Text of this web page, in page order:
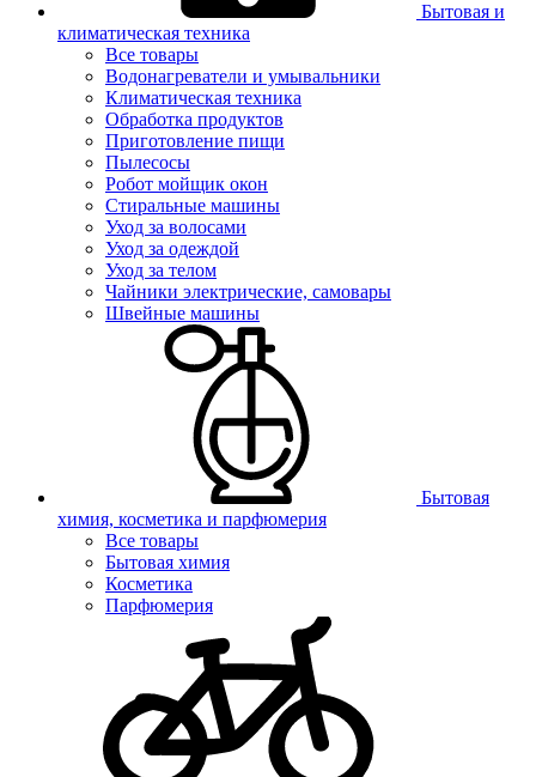
Бытовая и
климатическая техника
Все товары
Водонагреватели и умывальники
Климатическая техника
Обработка продуктов
Приготовление пищи
Пылесосы
Робот мойщик окон
Стиральные машины
Уход за волосами
Уход за одеждой
Уход за телом
Чайники электрические, самовары
Швейные машины
Бытовая
химия, косметика и парфюмерия
Все товары
Бытовая химия
Косметика
Парфюмерия